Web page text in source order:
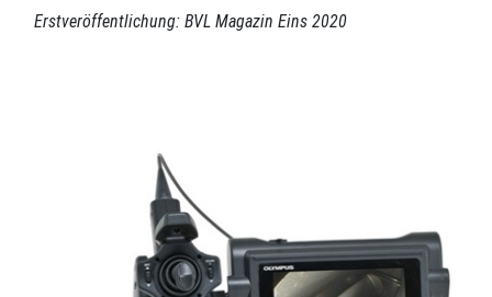
Erstveröffentlichung: BVL Magazin Eins 2020